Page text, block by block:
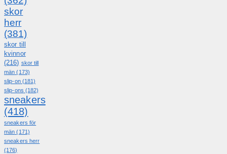
skor
herr
(381)
skor till
kvinnor
(216) skor till
män (173)
slip-on(181)
slip-ons (182)
sneakers
(418)
sneakers för
män (171)
sneakers herr
(176)